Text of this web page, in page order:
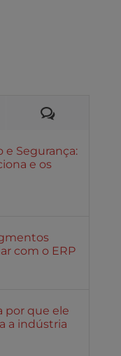
e Segurança:
e os
com o ERP
por que ele
a indústria